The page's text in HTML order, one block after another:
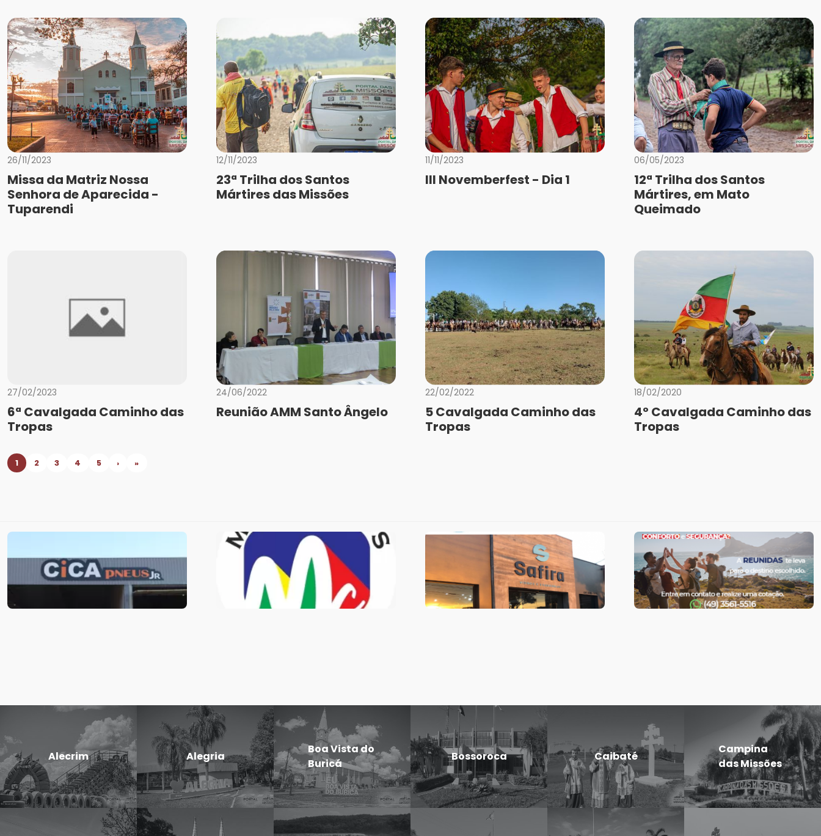
26/11/2023
Missa da Matriz Nossa
Senhora de Aparecida -
Tuparendi
12/11/2023
23ª Trilha dos Santos
Mártires das Missões
11/11/2023
III Novemberfest - Dia 1
06/05/2023
12ª Trilha dos Santos
Mártires, em Mato
Queimado
27/02/2023
6ª Cavalgada Caminho das
Tropas
24/06/2022
Reunião AMM Santo Ângelo
22/02/2022
5 Cavalgada Caminho das
Tropas
18/02/2020
4º Cavalgada Caminho das
Tropas
1 2 3 4 5 › »
Alecrim Alegria
Boa Vista do
Buricá
Bossoroca Caibaté
Campina
das Missões